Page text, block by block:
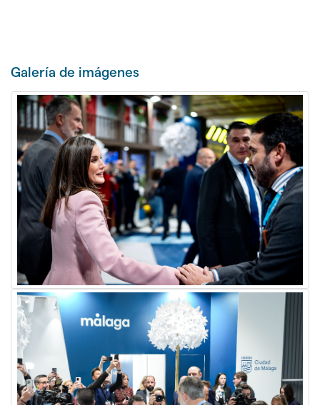
Galerí­a de imágenes